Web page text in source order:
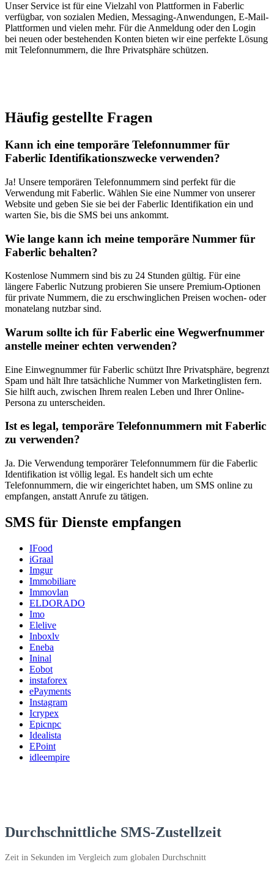
Unser Service ist für eine Vielzahl von Plattformen in Faberlic
verfügbar, von sozialen Medien, Messaging-Anwendungen, E-Mail-
Plattformen und vielen mehr. Für die Anmeldung oder den Login
bei neuen oder bestehenden Konten bieten wir eine perfekte Lösung
mit Telefonnummern, die Ihre Privatsphäre schützen.
Häufig gestellte Fragen
Kann ich eine temporäre Telefonnummer für
Faberlic Identifikationszwecke verwenden?
Ja! Unsere temporären Telefonnummern sind perfekt für die
Verwendung mit Faberlic. Wählen Sie eine Nummer von unserer
Website und geben Sie sie bei der Faberlic Identifikation ein und
warten Sie, bis die SMS bei uns ankommt.
Wie lange kann ich meine temporäre Nummer für
Faberlic behalten?
Kostenlose Nummern sind bis zu 24 Stunden gültig. Für eine
längere Faberlic Nutzung probieren Sie unsere Premium-Optionen
für private Nummern, die zu erschwinglichen Preisen wochen- oder
monatelang nutzbar sind.
Warum sollte ich für Faberlic eine Wegwerfnummer
anstelle meiner echten verwenden?
Eine Einwegnummer für Faberlic schützt Ihre Privatsphäre, begrenzt
Spam und hält Ihre tatsächliche Nummer von Marketinglisten fern.
Sie hilft auch, zwischen Ihrem realen Leben und Ihrer Online-
Persona zu unterscheiden.
Ist es legal, temporäre Telefonnummern mit Faberlic
zu verwenden?
Ja. Die Verwendung temporärer Telefonnummern für die Faberlic
Identifikation ist völlig legal. Es handelt sich um echte
Telefonnummern, die wir eingerichtet haben, um SMS online zu
empfangen, anstatt Anrufe zu tätigen.
SMS für Dienste empfangen
IFood
iGraal
Imgur
Immobiliare
Immovlan
ELDORADO
Imo
Elelive
Inboxlv
Eneba
Ininal
Eobot
instaforex
ePayments
Instagram
Icrypex
Epicnpc
Idealista
EPoint
idleempire
Durchschnittliche SMS-Zustellzeit
Zeit in Sekunden im Vergleich zum globalen Durchschnitt